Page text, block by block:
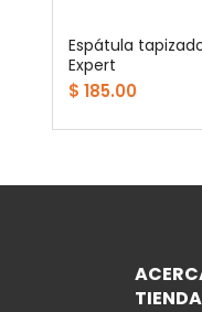
Espátula
Expert
$ 185.00
TIENDA